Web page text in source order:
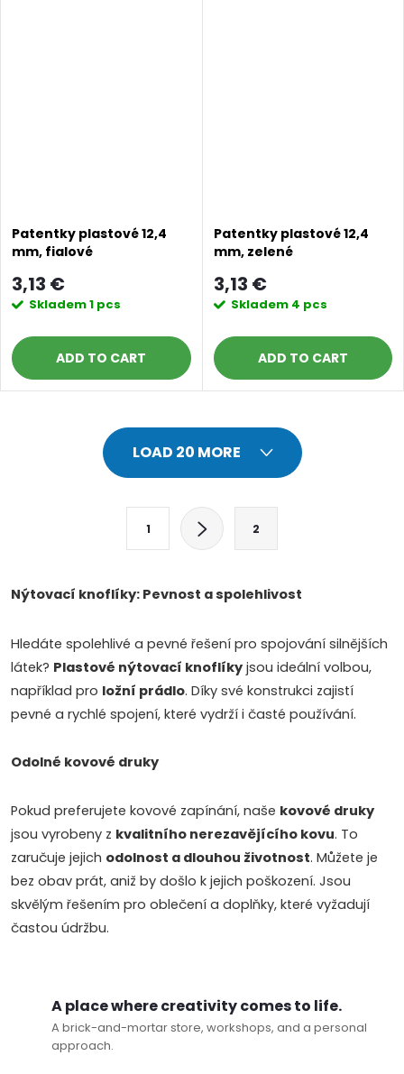
Patentky plastové 12,4
mm, fialové
3,13 €
Skladem1 pcs
ADD TO CART
Patentky plastové 12,4
mm, zelené
3,13 €
Skladem 4 pcs
ADD TO CART
i
g
c
o
n
t
r
o
l
LOAD 20 MORE
i
a
t
i
o
1 2
Nýtovací knoflíky: Pevnost a spolehlivost
Hledáte spolehlivé a pevné řešení pro spojování silnějších
látek? Plastové nýtovací knoflíky jsou ideální volbou,
například pro ložní prádlo. Díky své konstrukci zajistí
pevné a rychlé spojení, které vydrží i časté používání.
Odolné kovové druky
Pokud preferujete kovové zapínání, naše kovové druky
jsou vyrobeny z kvalitního nerezavějícího kovu. To
zaručuje jejich odolnost a dlouhou životnost. Můžete je
bez obav prát, aniž by došlo k jejich poškození. Jsou
skvělým řešením pro oblečení a doplňky, které vyžadují
častou údržbu.
A place where creativity comes to life.
A brick-and-mortar store, workshops, and a personal
approach.